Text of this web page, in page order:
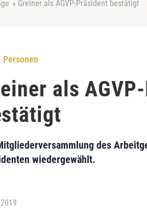
» Greiner als AGVP-Präsident bestätigt
Personen
als
des
wiedergewählt.